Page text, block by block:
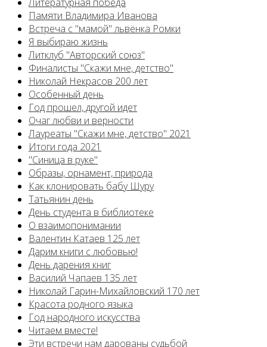
Памяти Владимира Иванова
Встреча с "мамой" львёнка Ромки
Я выбираю жизнь
Литклуб "Авторский союз"
Финалисты "Скажи мне, детство"
Николай Некрасов 200 лет
Особенный день
Год прошел, другой идет
Очаг любви и верности
Лауреаты "Скажи мне, детство" 2021
Итоги года 2021
"Синица в руке"
Образы, орнамент, природа
Как клонировать бабу Шуру
Татьянин день
День студента в библиотеке
О взаимопонимании
Валентин Катаев 125 лет
Дарим книги с любовью!
День дарения книг
Василий Чапаев 135 лет
Николай Гарин-Михайловский 170 лет
Красота родного языка
Год народного искусства
Читаем вместе!
Эти встречи нам дарованы судьбой